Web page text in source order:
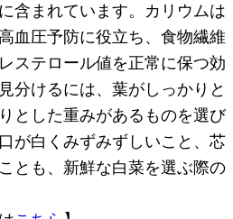
含まれています。カリウムは
血圧予防に役立ち、食物繊維
ステロール値を正常に保つ効
分けるには、葉がしっかりと
とした重みがあるものを選び
が白くみずみずしいこと、芯
とも、新鮮な白菜を選ぶ際の